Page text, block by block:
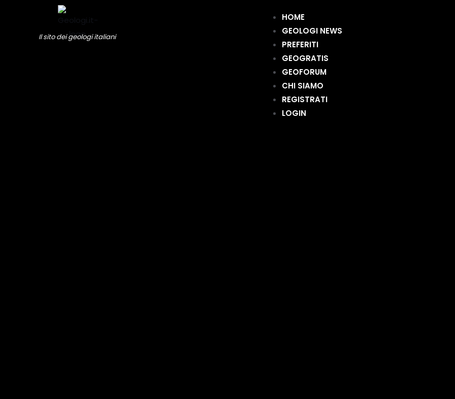
contenutoIl sito dei geologi italiani
HOME
GEOLOGI NEWS
PREFERITI
GEOGRATIS
GEOFORUM
CHI SIAMO
REGISTRATI
LOGIN